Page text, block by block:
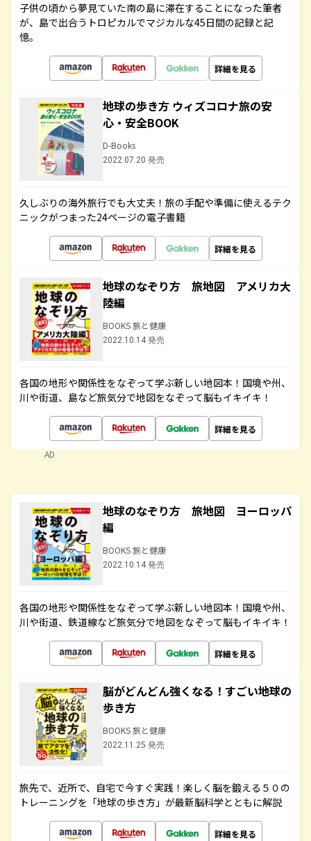
子供の頃から夢見ていた南の島に滞在することになった筆者
が、島で出合うトロピカルでマジカルな45日間の記録と記
憶。
詳細を見る
地球の歩き方 ウィズコロナ旅の安
心・安全BOOK
D-Books
2022.07.20 発売
久しぶりの海外旅行でも大丈夫！旅の手配や準備に使えるテク
ニックがつまった24ページの電子書籍
詳細を見る
地球のなぞり方 旅地図 アメリカ大
陸編
BOOKS 旅と健康
2022.10.14 発売
各国の地形や関係性をなぞって学ぶ新しい地図本！国境や州、
川や街道、島など旅気分で地図をなぞって脳もイキイキ！
詳細を見る
AD
地球のなぞり方 旅地図 ヨーロッパ
編
BOOKS 旅と健康
2022.10.14 発売
各国の地形や関係性をなぞって学ぶ新しい地図本！国境や州、
川や街道、鉄道線など旅気分で地図をなぞって脳もイキイキ！
詳細を見る
脳がどんどん強くなる！すごい地球の
歩き方
BOOKS 旅と健康
2022.11.25 発売
旅先で、近所で、自宅で今すぐ実践！楽しく脳を鍛える５０の
トレーニングを「地球の歩き方」が最新脳科学とともに解説
詳細を見る